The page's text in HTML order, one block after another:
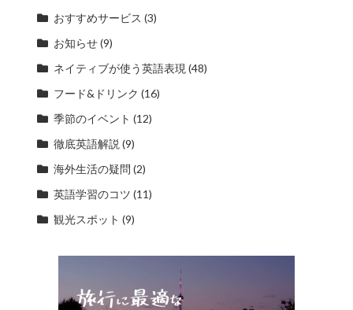
おすすめサービス (3)
お知らせ(9)
ネイティブが使う英語表現 (48)
フード&ドリンク (16)
季節のイベント (12)
徹底英語解説 (9)
海外生活の疑問 (2)
英語学習のコツ (11)
観光スポット (9)